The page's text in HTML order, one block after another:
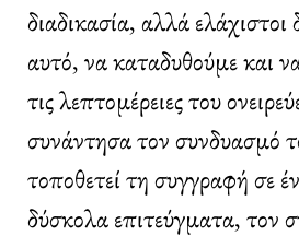
διαδικασία, αλλά
αυτό, να καταδυθούμε και
τις λεπτομέρειες του
συνάντησα τον συνδυασμό
τοποθετεί τη συγγραφή σε
δύσκολα επιτεύγματα, τον